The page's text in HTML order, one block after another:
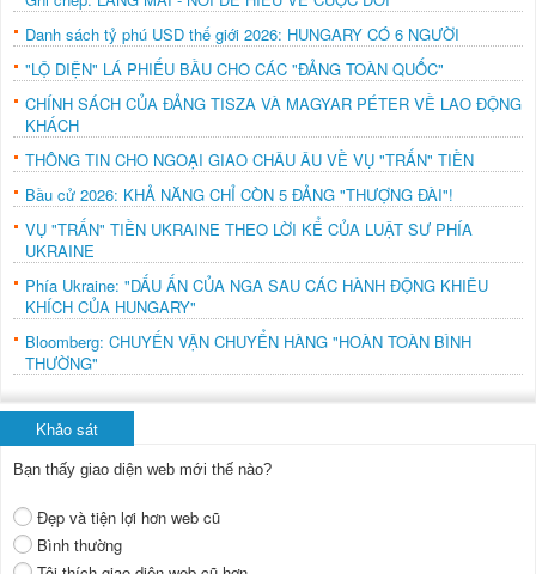
Danh sách tỷ phú USD thế giới 2026: HUNGARY CÓ 6 NGƯỜI
"LỘ DIỆN" LÁ PHIẾU BẦU CHO CÁC "ĐẢNG TOÀN QUỐC"
CHÍNH SÁCH CỦA ĐẢNG TISZA VÀ MAGYAR PÉTER VỀ LAO ĐỘNG
KHÁCH
THÔNG TIN CHO NGOẠI GIAO CHÂU ÂU VỀ VỤ "TRẤN" TIỀN
Bầu cử 2026: KHẢ NĂNG CHỈ CÒN 5 ĐẢNG "THƯỢNG ĐÀI"!
VỤ "TRẤN" TIỀN UKRAINE THEO LỜI KỂ CỦA LUẬT SƯ PHÍA
UKRAINE
Phía Ukraine: "DẤU ẤN CỦA NGA SAU CÁC HÀNH ĐỘNG KHIÊU
KHÍCH CỦA HUNGARY"
Bloomberg: CHUYẾN VẬN CHUYỂN HÀNG "HOÀN TOÀN BÌNH
THƯỜNG"
Khảo sát
Bạn thấy giao diện web mới thế nào?
Đẹp và tiện lợi hơn web cũ
Bình thường